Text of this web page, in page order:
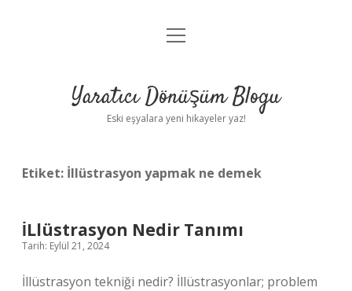
Anasayfa
Yasal Uyarı
menüyü
Yaratıcı Dönüşüm Blogu
Eski eşyalara yeni hikayeler yaz!
Etiket: İllüstrasyon yapmak ne demek
İLlüstrasyon Nedir Tanımı
Tarih: Eylül 21, 2024
İllüstrasyon tekniği nedir? İllüstrasyonlar; problem